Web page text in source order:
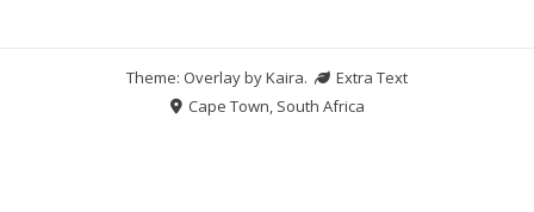
Theme: Overlay byKaira.
Extra Text
Cape Town, South Africa